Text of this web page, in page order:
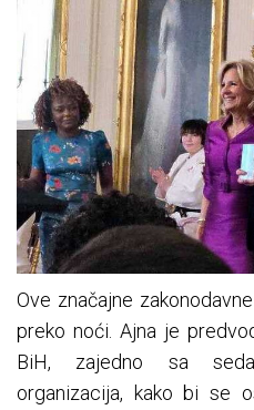
Ove značajne
preko noći. Ajna je
BiH, zajedno sa
organizacija, kako bi se